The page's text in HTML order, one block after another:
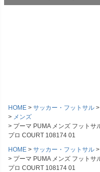
HOME サッカー・フットサル
メンズ
プーマ PUMA メンズ フットサ
プロ COURT 108174 01
HOME
サッカー・フットサル
プーマ PUMA メンズ フットサ
プロ COURT 108174 01